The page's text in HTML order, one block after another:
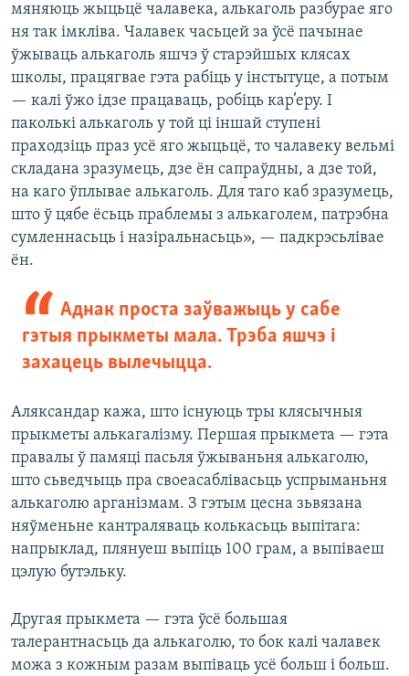
мяняюць жыцьцё чалавека, алькаголь разбурае яго
ня так імкліва. Чалавек часьцей за ўсё пачынае
ўжываць алькаголь яшчэ ў старэйшых клясах
школы, працягвае гэта рабіць у інстытуце, а потым
— калі ўжо ідзе працаваць, робіць кар’еру. І
паколькі алькаголь у той ці іншай ступені
праходзіць праз усё яго жыцьцё, то чалавеку вельмі
складана зразумець, дзе ён сапраўдны, а дзе той,
на каго ўплывае алькаголь. Для таго каб зразумець,
што ў цябе ёсьць праблемы з алькаголем, патрэбна
сумленнасьць і назіральнасьць», — падкрэсьлівае
ён.
Аднак проста заўважыць у сабе
гэтыя прыкметы мала. Трэба яшчэ і
захацець вылечыцца.
Аляксандар кажа, што існуюць тры клясычныя
прыкметы алькагалізму. Першая прыкмета — гэта
правалы ў памяці пасьля ўжываньня алькаголю,
што сьведчыць пра своеасаблівасьць успрыманьня
алькаголю арганізмам. З гэтым цесна зьвязана
няўменьне кантраляваць колькасьць выпітага:
напрыклад, плянуеш выпіць 100 грам, а выпіваеш
цэлую бутэльку.
Другая прыкмета — гэта ўсё большая
талерантнасьць да алькаголю, то бок калі чалавек
можа з кожным разам выпіваць усё больш і больш.